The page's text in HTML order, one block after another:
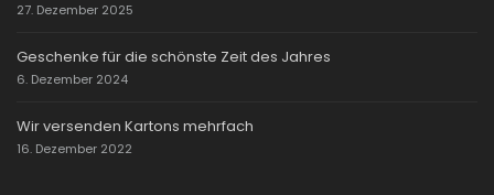
27. Dezember 2025
Geschenke für die schönste Zeit des Jahres
6. Dezember 2024
Wir versenden Kartons mehrfach
16. Dezember 2022